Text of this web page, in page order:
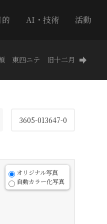
AI・技術 活動
東四ニテ 旧十二月
3605-013647-0
オリジナル写真
自動カラー化写真